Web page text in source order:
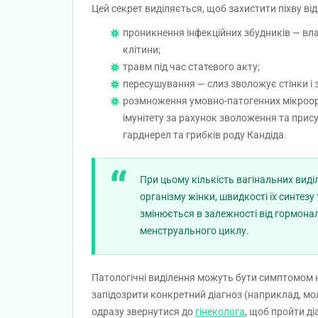
Цей секрет виділяється, щоб захистити піхву
проникнення інфекційних збудників —
клітини;
травм під час статевого акту;
пересушування — слиз зволожує стінки і
розмноження умовно-патогенних
імунітету за рахунок зволоження та
гарднерел та грибків роду Кандіда.
При цьому кількість вагінальних
організму жінки, швидкості їх
змінюється в залежності від
менструального циклу.
Патологічні виділення можуть бути симптомом
запідозрити конкретний діагноз (наприклад,
одразу звернутися до гінеколога, щоб пройти